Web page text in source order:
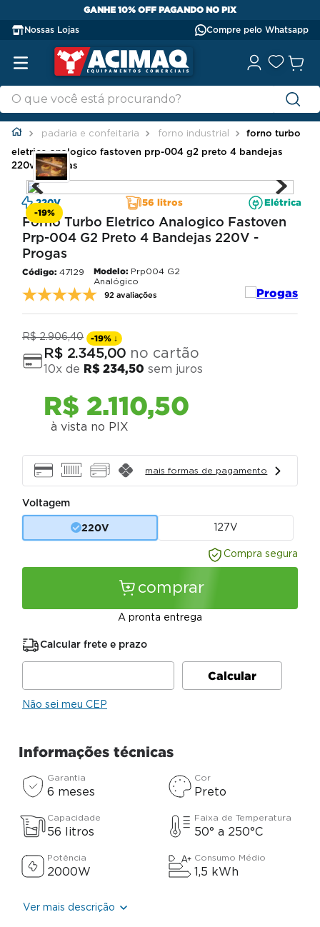
GANHE 10% OFF PAGANDO NO PIX
Nossas Lojas Compre pelo Whatsapp
padaria e confeitaria forno industrial
forno turbo
eletrico analogico fastoven prp-004 g2 preto 4 bandejas
220v - progas
220V 56 litros Elétrica
-19%
Forno Turbo Eletrico Analogico Fastoven
Prp-004 G2 Preto 4 Bandejas 220V -
Progas
47129 Modelo: Prp004 G2
Analógico
92 avaliações
R$ 2.906,40 -19% ↓
R$ 2.345,00 no cartão
10x de R$ 234,50 sem juros
R$ 2.110,50
à vista no PIX
mais formas de pagamento
Voltagem
220V 127V
Compra segura
comprar
A pronta entrega
Calcular frete e prazo
Não sei meu CEP
Informações técnicas
Garantia
6 meses
Cor
Preto
Capacidade
56 litros
Faixa de Temperatura
50° a 250°C
Potência
2000W
Consumo Médio
1,5 kWh
Ver mais descrição